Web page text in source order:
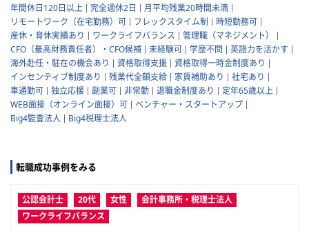
年間休日120日以上 完全週休2日
月平均残業20時間未満
リモートワーク（在宅勤務）可
フレックスタイム制
時短勤務可
産休・育休実績あり
ワークライフバランス
管理職（マネジメント）
CFO（最高財務責任者）・CFO候補
未経験可 学歴不問
英語力を活かす
海外赴任・駐在の機会あり
資格取得支援
資格取得一時金制度あり
インセンティブ制度あり
残業代全額支給 家賃補助あり
社宅あり
車通勤可
独立応援 副業可 非常勤 退職金制度あり
定年65歳以上
WEB面接（オンライン面接）可
ベンチャー・スタートアップ
Big4監査法人
Big4税理士法人
転職成功事例をみる
公認会計士 20代 女性
会計事務所・税理士法人
ワークライフバランス